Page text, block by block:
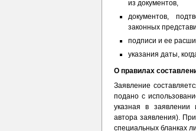
из документов,
документов,
законных
подписи и ее
указания даты,
О правилах
Заявление
подано с
указная в
автора заявления).
специальных бланках